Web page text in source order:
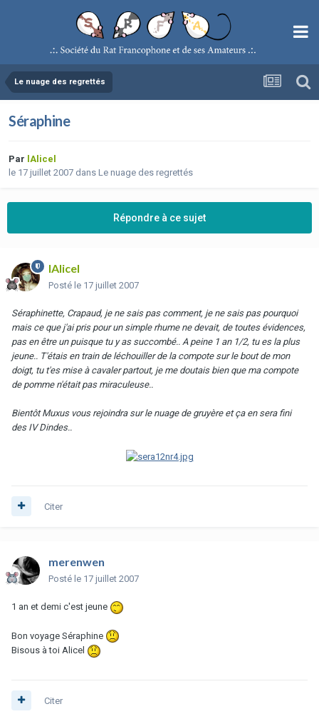
Le nuage des regrettés
Séraphine
Par lAlicel
le 17 juillet 2007 dans Le nuage des regrettés
Répondre à ce sujet
lAlicel
Posté le 17 juillet 2007
Séraphinette, Crapaud, je ne sais pas comment, je ne sais pas pourquoi
mais ce que j'ai pris pour un simple rhume ne devait, de toutes évidences,
pas en être un puisque tu y as succombé.. A peine 1 an 1/2, tu es la plus
jeune.. T'étais en train de léchouiller de la compote sur le bout de mon
doigt, tu t'es mise à cavaler partout, je me doutais bien que ma compote
de pomme n'était pas miraculeuse..
Bientôt Muxus vous rejoindra sur le nuage de gruyère et ça en sera fini
des IV Dindes..
Citer
merenwen
Posté le 17 juillet 2007
1 an et demi c'est jeune
Bon voyage Séraphine
Bisous à toi Alicel
Citer